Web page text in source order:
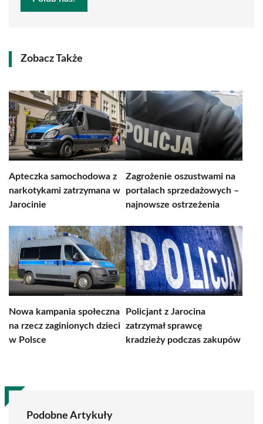
Zobacz Także
Apteczka samochodowa z
narkotykami zatrzymana w
Jarocinie
Zagrożenie oszustwami na
portalach sprzedażowych –
najnowsze ostrzeżenia
Nowa kampania społeczna
na rzecz zaginionych dzieci
w Polsce
Policjant z Jarocina
zatrzymał sprawcę
kradzieży podczas zakupów
Podobne Artykuły